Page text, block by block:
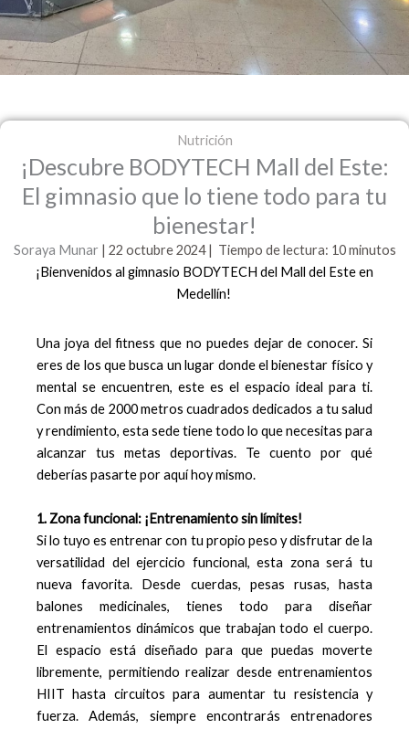
Nutrición
¡Descubre BODYTECH Mall del Este:
El gimnasio que lo tiene todo para tu
bienestar!
Soraya Munar | 22 octubre2024 | Tiempo de lectura: 10 minutos
¡Bienvenidos al gimnasio BODYTECH del Mall del Este en
Medellín!
Una joya del fitness que no puedes dejar de conocer. Si
eres de los que busca un lugar donde el bienestar físico y
mental se encuentren, este es el espacio ideal para ti.
Con más de 2000 metros cuadrados dedicados a tu salud
y rendimiento, esta sede tiene todo lo que necesitas para
alcanzar tus metas deportivas. Te cuento por qué
deberías pasarte por aquí hoy mismo.
1. Zona funcional: ¡Entrenamiento sin límites!
Si lo tuyo es entrenar con tu propio peso y disfrutar de la
versatilidad del ejercicio funcional, esta zona será tu
nueva favorita. Desde cuerdas, pesas rusas, hasta
balones medicinales, tienes todo para diseñar
entrenamientos dinámicos que trabajan todo el cuerpo.
El espacio está diseñado para que puedas moverte
libremente, permitiendo realizar desde entrenamientos
HIIT hasta circuitos para aumentar tu resistencia y
fuerza. Además, siempre encontrarás entrenadores